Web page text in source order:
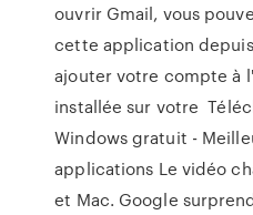
ouvrir Gmail, vous
cette application
ajouter votre compte à
installée sur votre
Windows gratuit -
applications Le vidéo
et Mac. Google